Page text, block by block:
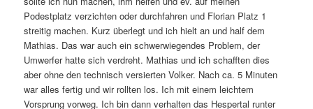
Podestplatz verzichten oder durchfahren und Florian Platz 1
streitig machen. Kurz überlegt und ich hielt an und half dem
Mathias. Das war auch ein schwerwiegendes Problem, der
Umwerfer hatte sich verdreht. Mathias und ich schafften dies
aber ohne den technisch versierten Volker. Nach ca. 5 Minuten
war alles fertig und wir rollten los. Ich mit einem leichtem
Vorsprung vorweg. Ich bin dann verhalten das Hespertal runter